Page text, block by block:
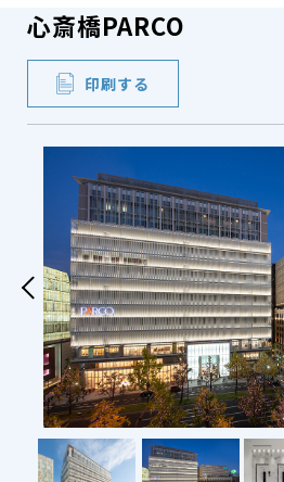
心斎橋PARCO
印刷する